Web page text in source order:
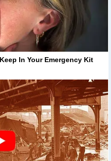
In Your Emergency Kit